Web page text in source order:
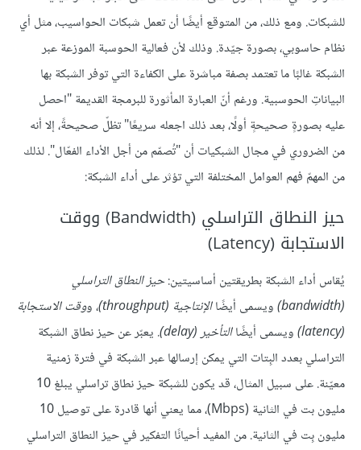
للشبكات. ومع ذلك، من المتوقع أيضًا أن تعمل شبكات الحواسيب، مثل أي
نظام حاسوبي، بصورة جيّدة. وذلك لأن فعالية الحوسبة الموزعة عبر
الشبكة غالبًا ما تعتمد بصفة مباشرة على الكفاءة التي توفر الشبكة بها
البياناتِ الحوسبية. ورغم أنّ العبارة المأثورة للبرمجة القديمة "احصل
عليه بصورةٍ صحيحةٍ أولًا، بعد ذلك اجعله سريعًا" تظلّ صحيحةً، إلا أنه
من الضروري في مجال الشبكيات أن "تُصمّم من أجل الأداء الفعّال". لذلك
من المهمّ فهم العوامل المختلفة التي تؤثر على أداء الشبكة:
حيز النطاق التراسلي (Bandwidth) ووقت
الاستجابة (Latency)
يُقاس أداء الشبكة بطريقتين أساسيتين:حيز النطاق التراسلي
(bandwidth)
ويسمى أيضًاالإنتاجية (throughput) ، ووقت الاستجابة
(latency)
ويسمى أيضًاالتأخير (delay)
. يعبّر عن حيز نطاق الشبكة
التراسلي بعدد البِتات التي يمكن إرسالها عبر الشبكة في فترة زمنية
معيّنة. على سبيل المثال، قد يكون للشبكة حيز نطاق تراسلي يبلغ 10
مليون بت في الثانية (Mbps)، مما يعني أنها قادرة على توصيل 10
مليون بِت في الثانية. من المفيد أحيانًا التفكير في حيز النطاق التراسلي